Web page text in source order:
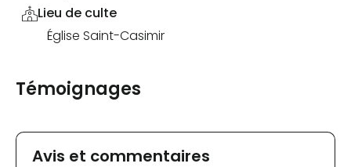
Lieu de culte
Église Saint-Casimir
Témoignages
Avis et commentaires